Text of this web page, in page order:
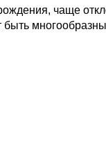
чаще